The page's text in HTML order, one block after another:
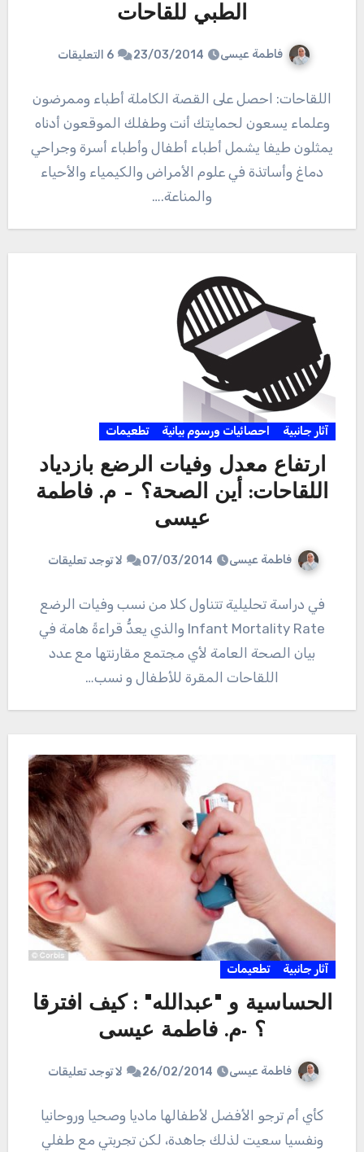
الطبي للقاحات
فاطمة عيسى 23/03/2014 6 التعليقات
اللقاحات: احصل على القصة الكاملة أطباء وممرضون
وعلماء يسعون لحمايتك أنت وطفلك الموقعون أدناه
يمثلون طيفا يشمل أطباء أطفال وأطباء أسرة وجراحي
دماغ وأساتذة في علوم الأمراض والكيمياء والأحياء
والمناعة.…
آثار جانبية احصائيات ورسوم بيانية تطعيمات
ارتفاع معدل وفيات الرضع بازدياد
اللقاحات: أين الصحة؟ – م. فاطمة
عيسى
فاطمة عيسى 07/03/2014 لا توجد تعليقات
في دراسة تحليلية تتناول كلا من نسب وفيات الرضع
Infant Mortality Rate والذي يعدُّ قراءةً هامة في
بيان الصحة العامة لأي مجتمع مقارنتها مع عدد
اللقاحات المقرة للأطفال و نسب…
آثار جانبية تطعيمات
الحساسية و "عبدالله" : كيف افترقا
؟ -م. فاطمة عيسى
فاطمة عيسى 26/02/2014 لا توجد تعليقات
كأي أم ترجو الأفضل لأطفالها ماديا وصحيا وروحانيا
ونفسيا سعيت لذلك جاهدة، لكن تجربتي مع طفلي